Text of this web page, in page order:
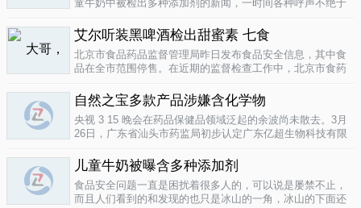
童牛奶中被检出多种添加剂的新闻，一时间各种呼声不绝于
慌。 每天一斤奶，强壮中国人 ，到底让儿童强壮起来的是牛
奶，还是添加剂？超市中的儿童牛..
艾尔听装黑啤酒检出甜蜜素 七食
北京市食品药品监督管理局昨日发布食品安全信息，其中食
品在全市范围停售。在近期的监督检查工作中，北京市食药
带集团北京蓝宝酒业有限公司生产的 艾尔 听装黑啤酒，检出
不得检出的甜蜜素。北京市..
自然之宝多款产品涉嫌含化学物
央视 3 15 晚会在药品保健品领域泛起的余波尚未散去。3月
26日，广东省汕头市药监局初步认定广东亿超生物科技有限
已涉嫌构成生产销售伪劣产品罪，决定将案件移送汕头市公
安局依法查处。亿..
儿童牛奶被曝含多种添加剂
食品安全问题一直是困扰着很多人的，可以说是屡禁不止，
而且人们看到的和发现的也只是冰山的一角，冰山的下面还